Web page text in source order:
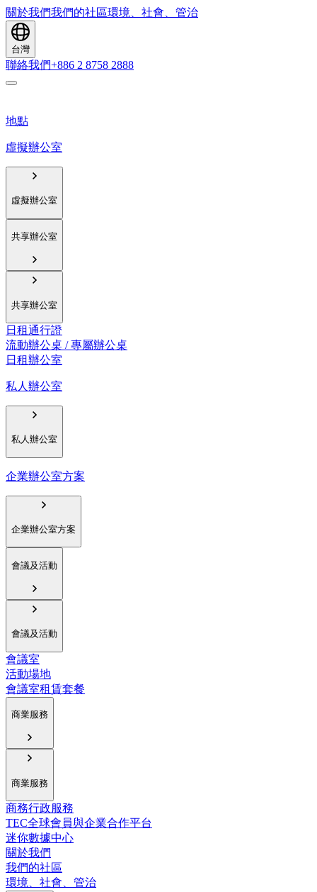
關於我們我們的社區環境、社會、管治
台灣
聯絡我們+886 2 8758 2888
地點
虛擬辦公室
虛擬辦公室
共享辦公室
共享辦公室
日租通行證
流動辦公桌 / 專屬辦公桌
日租辦公室
私人辦公室
私人辦公室
企業辦公室方案
企業辦公室方案
會議及活動
會議及活動
會議室
活動場地
會議室租賃套餐
商業服務
商業服務
商務行政服務
TEC全球會員與企業合作平台
迷你數據中心
關於我們
我們的社區
環境、社會、管治